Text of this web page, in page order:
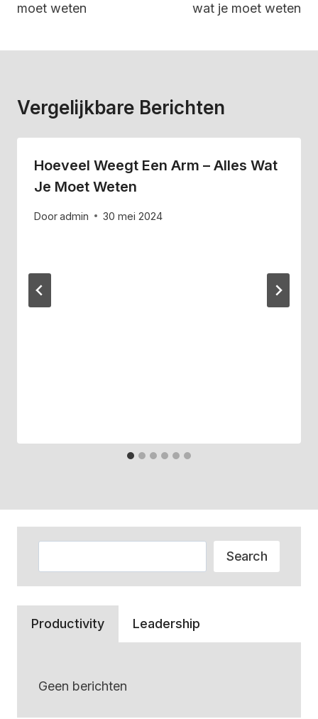
moet weten
wat je moet weten
Vergelijkbare Berichten
Hoeveel Weegt Een Arm – Alles Wat
Je Moet Weten
Dooradmin 30 mei 2024
Search
Productivity Leadership
Geen berichten